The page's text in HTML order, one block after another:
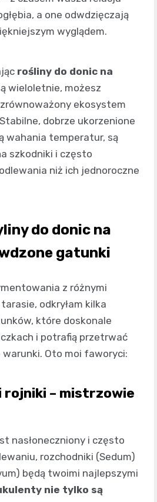
a one odwdzięczają
wyglądem.
rośliny do donic na
wieloletnie, możesz
ekosystem
dobrze ukorzenione
wahania temperatur, są
szkodniki i często
niż ich jednoroczne
do donic na
gatunki
z różnymi
odkryłam kilka
które doskonale
i potrafią przetrwać
Oto moi faworyci:
rojniki – mistrzowie
nasłoneczniony i często
rozchodniki (Sedum)
będą twoimi najlepszymi
nie tylko są